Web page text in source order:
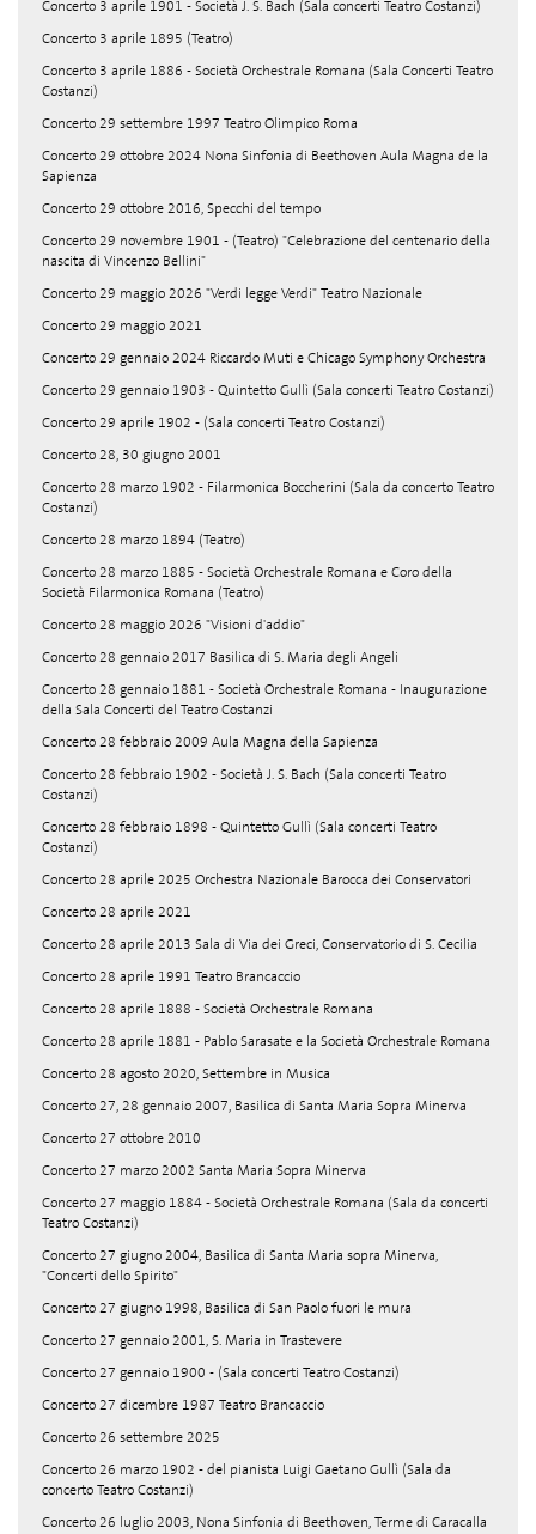
Concerto 3 aprile 1901 - Società J. S. Bach (Sala concerti Teatro Costanzi)
Concerto 3 aprile 1895 (Teatro)
Concerto 3 aprile 1886 - Società Orchestrale Romana (Sala Concerti Teatro
Costanzi)
Concerto 29 settembre 1997 Teatro Olimpico Roma
Concerto 29 ottobre 2024 Nona Sinfonia di Beethoven Aula Magna de la
Sapienza
Concerto 29 ottobre 2016, Specchi del tempo
Concerto 29 novembre 1901 - (Teatro) "Celebrazione del centenario della
nascita di Vincenzo Bellini"
Concerto 29 maggio 2026 "Verdi legge Verdi" Teatro Nazionale
Concerto 29 maggio 2021
Concerto 29 gennaio 2024 Riccardo Muti e Chicago Symphony Orchestra
Concerto 29 gennaio 1903 - Quintetto Gullì (Sala concerti Teatro Costanzi)
Concerto 29 aprile 1902 - (Sala concerti Teatro Costanzi)
Concerto 28, 30 giugno 2001
Concerto 28 marzo 1902 - Filarmonica Boccherini (Sala da concerto Teatro
Costanzi)
Concerto 28 marzo 1894 (Teatro)
Concerto 28 marzo 1885 - Società Orchestrale Romana e Coro della
Società Filarmonica Romana (Teatro)
Concerto 28 maggio 2026 "Visioni d'addio"
Concerto 28 gennaio 2017 Basilica di S. Maria degli Angeli
Concerto 28 gennaio 1881 - Società Orchestrale Romana - Inaugurazione
della Sala Concerti del Teatro Costanzi
Concerto 28 febbraio 2009 Aula Magna della Sapienza
Concerto 28 febbraio 1902 - Società J. S. Bach (Sala concerti Teatro
Costanzi)
Concerto 28 febbraio 1898 - Quintetto Gullì (Sala concerti Teatro
Costanzi)
Concerto 28 aprile 2025 Orchestra Nazionale Barocca dei Conservatori
Concerto 28 aprile 2021
Concerto 28 aprile 2013 Sala di Via dei Greci, Conservatorio di S. Cecilia
Concerto 28 aprile 1991 Teatro Brancaccio
Concerto 28 aprile 1888 - Società Orchestrale Romana
Concerto 28 aprile 1881 - Pablo Sarasate e la Società Orchestrale Romana
Concerto 28 agosto 2020, Settembre in Musica
Concerto 27, 28 gennaio 2007, Basilica di Santa Maria Sopra Minerva
Concerto 27 ottobre 2010
Concerto 27 marzo 2002 Santa Maria Sopra Minerva
Concerto 27 maggio 1884 - Società Orchestrale Romana (Sala da concerti
Teatro Costanzi)
Concerto 27 giugno 2004, Basilica di Santa Maria sopra Minerva,
"Concerti dello Spirito"
Concerto 27 giugno 1998, Basilica di San Paolo fuori le mura
Concerto 27 gennaio 2001, S. Maria in Trastevere
Concerto 27 gennaio 1900 - (Sala concerti Teatro Costanzi)
Concerto 27 dicembre 1987 Teatro Brancaccio
Concerto 26 settembre 2025
Concerto 26 marzo 1902 - del pianista Luigi Gaetano Gullì (Sala da
concerto Teatro Costanzi)
Concerto 26 luglio 2003, Nona Sinfonia di Beethoven, Terme di Caracalla